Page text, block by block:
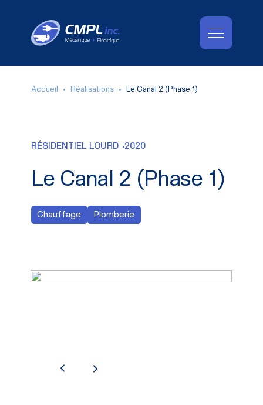
Accueil Réalisations Le Canal 2 (Phase 1)
RÉSIDENTIEL LOURD 2020
Le Canal 2 (Phase 1)
Chauffage Plomberie